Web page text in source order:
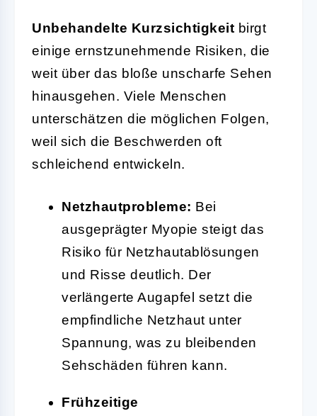
Unbehandelte Kurzsichtigkeit birgt
einige ernstzunehmende Risiken, die
weit über das bloße unscharfe Sehen
hinausgehen. Viele Menschen
unterschätzen die möglichen Folgen,
weil sich die Beschwerden oft
schleichend entwickeln.
Netzhautprobleme: Bei
ausgeprägter Myopie steigt das
Risiko für Netzhautablösungen
und Risse deutlich. Der
verlängerte Augapfel setzt die
empfindliche Netzhaut unter
Spannung, was zu bleibenden
Sehschäden führen kann.
Frühzeitige